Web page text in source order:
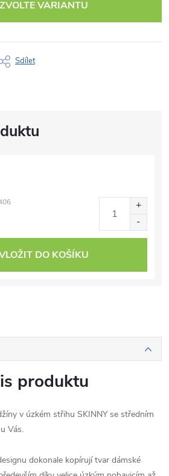
ZVOLTE VARIANTU
Sdílet
DO KOŠÍKU
produktu
v úzkém střihu SKINNY se středním
Vás.
dokonale kopírují tvar dámské